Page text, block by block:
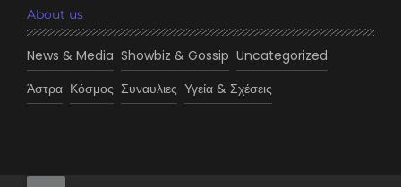
About us
News & Media Showbiz & Gossip Uncategorized
Άστρα Κόσμος Συναυλιες Υγεία & Σχέσεις